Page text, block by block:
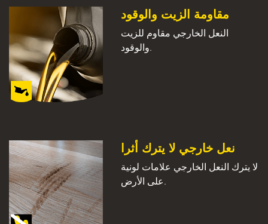
مقاومة الزيت والوقود
النعل الخارجي مقاوم للزيت
والوقود.
نعل خارجي لا يترك أثرا
لا يترك النعل الخارجي علامات لونية